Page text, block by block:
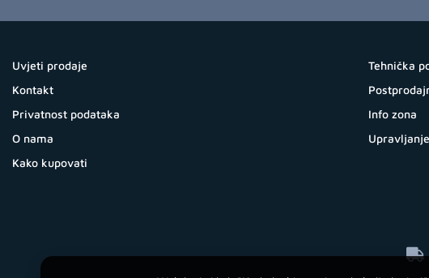
Uvjeti prodaje
Kontakt
Privatnost podataka
O nama
Kako kupovati
Tehnička
Info zona